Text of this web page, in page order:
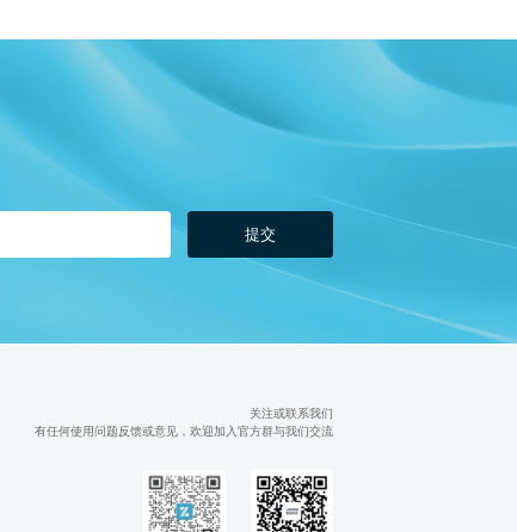
提交
关注或联系我们
有任何使用问题反馈或意见，欢迎加入官方群与我们交流